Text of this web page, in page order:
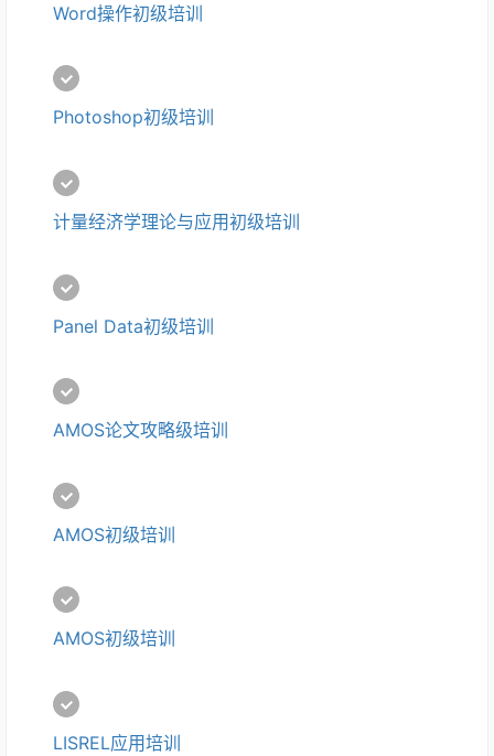
Word操作初级培训
Photoshop初级培训
计量经济学理论与应用初级培训
Panel Data初级培训
AMOS论文攻略级培训
AMOS初级培训
AMOS初级培训
LISREL应用培训